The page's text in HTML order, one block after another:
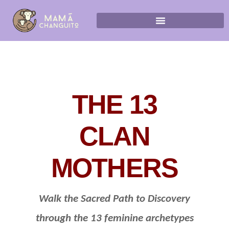
THE 13
CLAN
MOTHERS
Walk the Sacred Path to Discovery
through the 13 feminine archetypes